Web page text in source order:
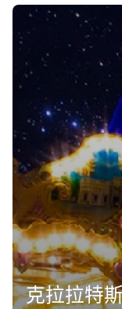
克拉拉特